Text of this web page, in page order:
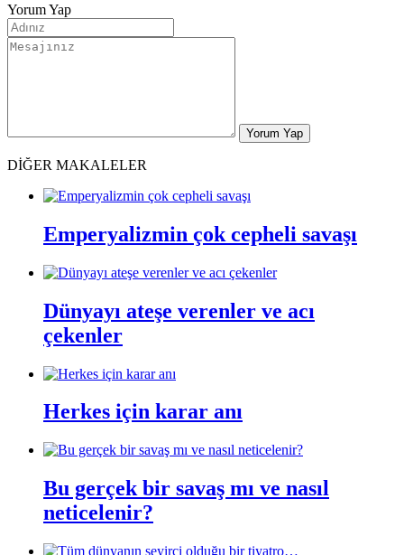
Yorum Yap
DİĞER MAKALELER
Emperyalizmin çok cepheli savaşı
Dünyayı ateşe verenler ve acı
çekenler
Herkes için karar anı
Bu gerçek bir savaş mı ve nasıl
neticelenir?